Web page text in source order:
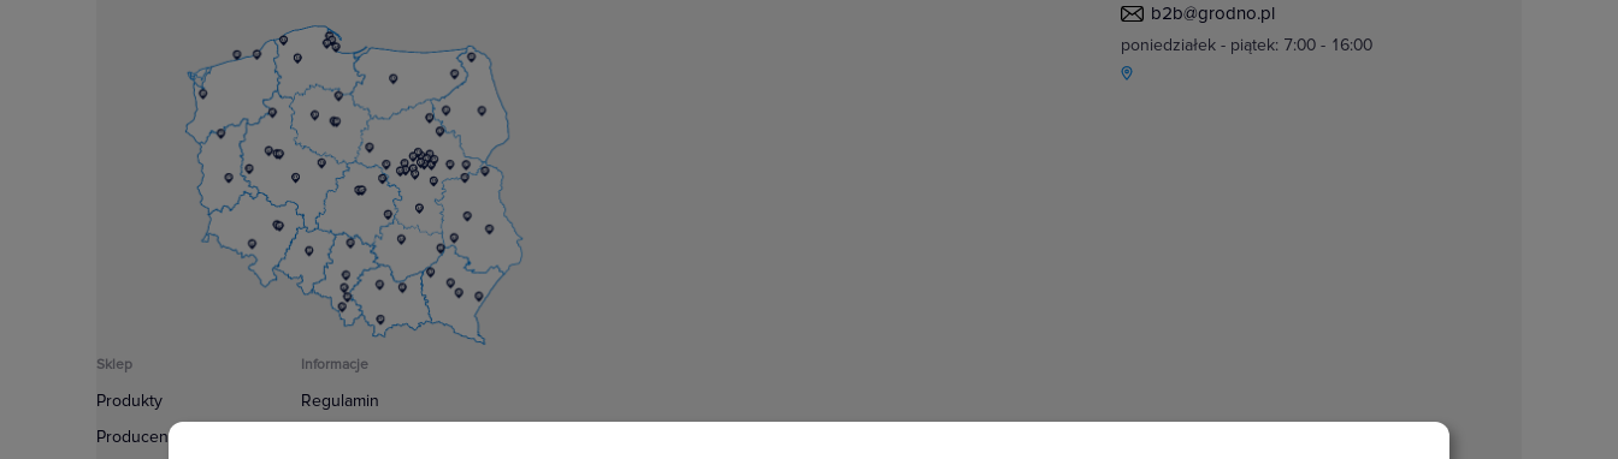
b2b@grodno.pl
poniedziałek - piątek: 7:00 - 16:00
Sklep
Produkty
Producenci
Informacje
Regulamin